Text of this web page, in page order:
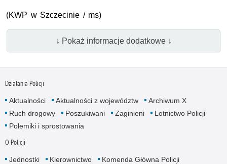
(KWP w Szczecinie / ms)
↓ Pokaż informacje dodatkowe ↓
Działania Policji
Aktualności Aktualności z województw
Archiwum X
Ruch drogowy
Poszukiwani Zaginieni
Lotnictwo Policji
Polemiki i sprostowania
O Policji
Jednostki Kierownictwo
Komenda Główna Policji